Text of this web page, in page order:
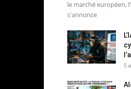
le marché européen,
s'annonce
5